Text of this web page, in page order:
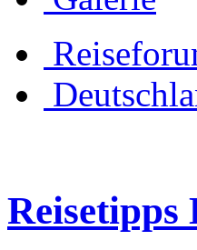
Reisetipps